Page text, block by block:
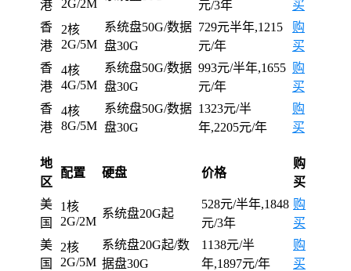
港
2G/2M
元/3年
买
香
港
2核
2G/5M
系统盘50G/数据
盘30G
729元半年,1215
元/年
购
买
香
港
4核
4G/5M
系统盘50G/数据
盘30G
993元/半年,1655
元/年
购
买
香
港
4核
8G/5M
系统盘50G/数据
盘30G
1323元/半
年,2205元/年
购
买
地
区
配置 硬盘 价格
购
买
美
国
1核
2G/2M
系统盘20G起
528元/半年,1848
元/3年
购
买
美
国
2核
2G/5M
系统盘20G起/数
据盘30G
1138元/半
年,1897元/年
购
买